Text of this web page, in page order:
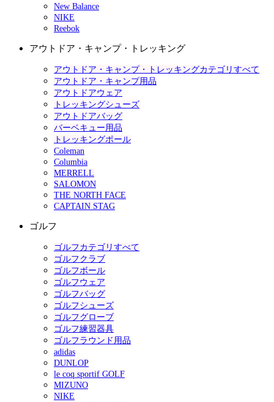
New Balance
NIKE
Reebok
アウトドア・キャンプ・トレッキング
アウトドア・キャンプ・トレッキングカテゴリすべて
アウトドア・キャンプ用品
アウトドアウェア
トレッキングシューズ
アウトドアバッグ
バーベキュー用品
トレッキングポール
Coleman
Columbia
MERRELL
SALOMON
THE NORTH FACE
CAPTAIN STAG
ゴルフ
ゴルフカテゴリすべて
ゴルフクラブ
ゴルフボール
ゴルフウェア
ゴルフバッグ
ゴルフシューズ
ゴルフグローブ
ゴルフ練習器具
ゴルフラウンド用品
adidas
DUNLOP
le coq sportif GOLF
MIZUNO
NIKE